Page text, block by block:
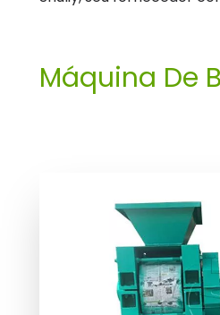
Máquina De